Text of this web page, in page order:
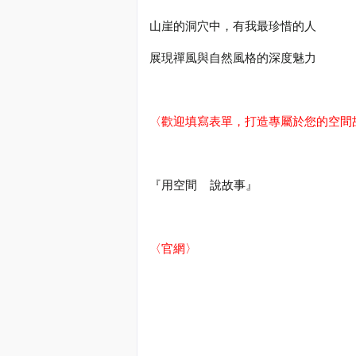
山崖的洞穴中，有我最珍惜的人
展現禪風與自然風格的深度魅力
〈歡迎填寫表單，打造專屬於您的空間
『用空間 說故事』
〈官網〉